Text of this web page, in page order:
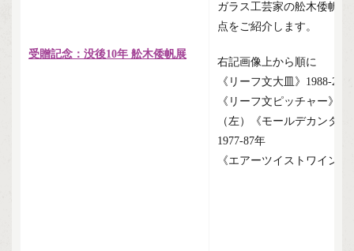
受贈記念：没後10年 舩木倭帆展
ガラス工芸家の舩木倭帆
点をご紹介します。
右記画像上から順に
《リーフ文大皿》1988-
《リーフ文ピッチャー》
（左）《モールデカンタ
1977-87年
《エアーツイストワイング